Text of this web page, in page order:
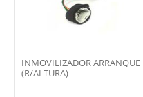
INMOVILIZADOR ARRANQUE
(R/ALTURA)